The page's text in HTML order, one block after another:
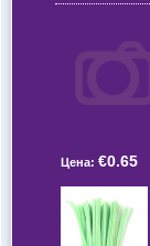
Цена: €0.65